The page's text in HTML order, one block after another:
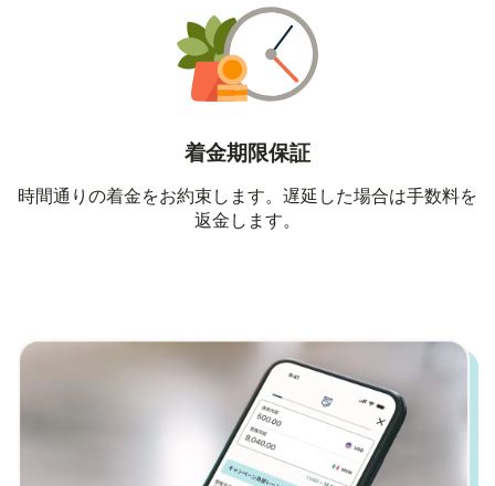
着金期限保証
時間通りの着金をお約束します。遅延した場合は手数料を
返金します。